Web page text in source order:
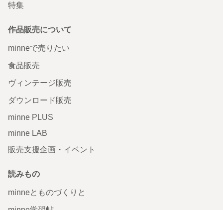
特集
作品販売について
minneで売りたい
食品販売
ヴィンテージ販売
ダウンロード販売
minne PLUS
minne LAB
販売支援企画・イベント
読みもの
minneとものづくりと